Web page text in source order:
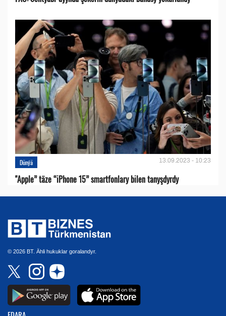
Dünýä 13.09.2023 - 10:23
"Apple” täze “iPhone 15” smartfonlary bilen tanyşdyrdy
© 2026 BT. Ähli hukuklar goralandyr.